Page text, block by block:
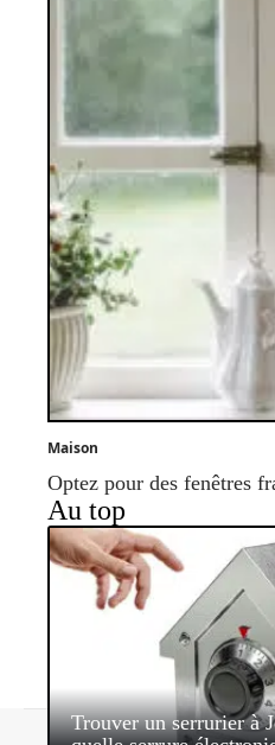
Maison
Optez pour des fenêtres
Au top
Trouver un serrurier à
Contact Mentions